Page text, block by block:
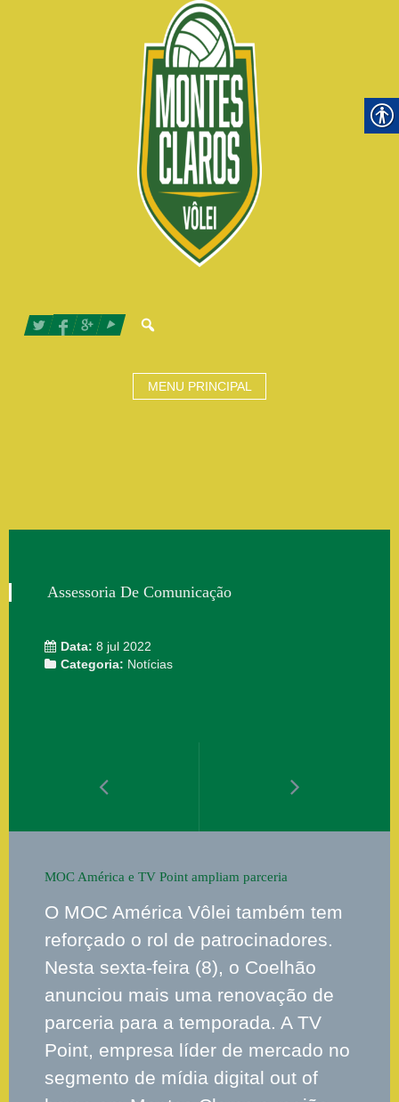
MENU PRINCIPAL
Assessoria De Comunicação
Data: 8 jul 2022
Categoria: Notícias
MOC América e TV Point ampliam parceria
O MOC América Vôlei também tem
reforçado o rol de patrocinadores.
Nesta sexta-feira (8), o Coelhão
anunciou mais uma renovação de
parceria para a temporada. A TV
Point, empresa líder de mercado no
segmento de mídia digital out of